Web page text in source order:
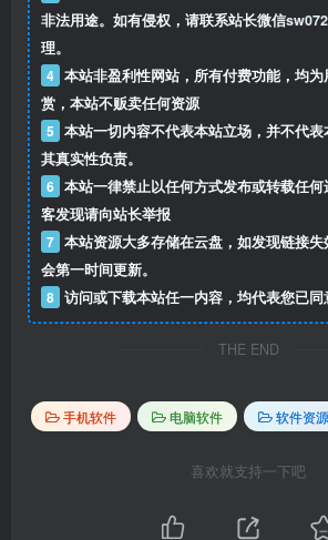
非法用途。如有侵权，请联系站长微信
理。
4 本站非盈利性网站，所有付费功能，均
赏，本站不贩卖任何资源
5 本站一切内容不代表本站立场，并不代
其真实性负责。
6 本站一律禁止以任何方式发布或转载任
客发现请向站长举报
7 本站资源大多存储在云盘，如发现链接
会第一时间更新。
8 访问或下载本站任一内容，均代表您已同
THE END
手机软件 电脑软件 软件资源
喜欢就支持一下吧